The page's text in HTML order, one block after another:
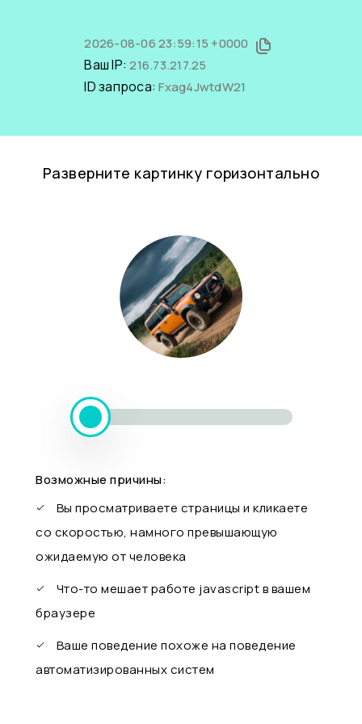
2026-08-06 23:59:15 +0000
Ваш IP:216.73.217.25
ID запроса:Fxag4JwtdW21
Разверните картинку горизонтально
Возможные причины:
Вы просматриваете страницы и кликаете
со скоростью, намного превышающую
ожидаемую от человека
Что-то мешает работе javascript в вашем
браузере
Ваше поведение похоже на поведение
автоматизированных систем